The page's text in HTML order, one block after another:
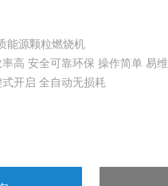
能源颗粒燃烧机
高 安全可靠环保 操作简单 易
开启 全自动无损耗